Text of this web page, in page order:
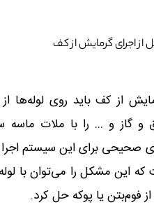
اجرای گرمایش از کف
از کف باید روی لوله‌ها
و گاز و … را با ملات ماسه
صحیحی برای این سیستم
که این مشکل را می‌توان با
فوم‌بتن یا پوکه حل کرد.